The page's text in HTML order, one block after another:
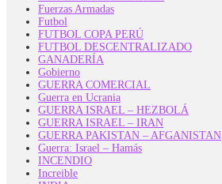
Fuerzas Armadas
Futbol
FUTBOL COPA PERÚ
FUTBOL DESCENTRALIZADO
GANADERÍA
Gobierno
GUERRA COMERCIAL
Guerra en Ucrania
GUERRA ISRAEL – HEZBOLÁ
GUERRA ISRAEL – IRAN
GUERRA PAKISTAN – AFGANISTAN
Guerra: Israel – Hamás
INCENDIO
Increible